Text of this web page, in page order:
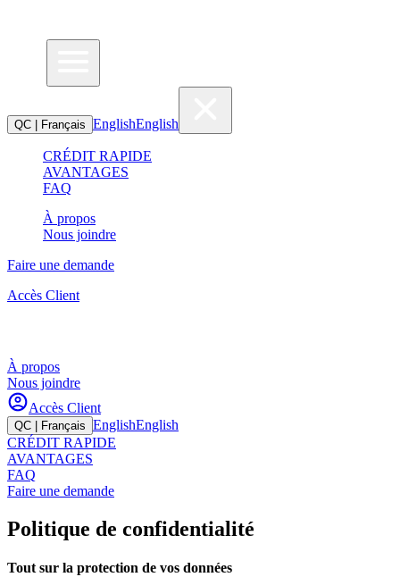
QC | Français EnglishEnglish
CRÉDIT RAPIDE
AVANTAGES
FAQ
À propos
Nous joindre
Faire une demande
Accès Client
À propos
Nous joindre
Accès Client
QC | Français EnglishEnglish
CRÉDIT RAPIDE
AVANTAGES
FAQ
Faire une demande
Politique de confidentialité
Tout sur la protection de vos données